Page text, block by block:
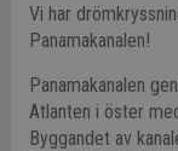
Vi har
Panamakanalen!
Panamakanalen
Atlanten i öster
Byggandet av